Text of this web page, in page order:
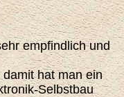
empfindlich und
hat man ein
Selbstbau